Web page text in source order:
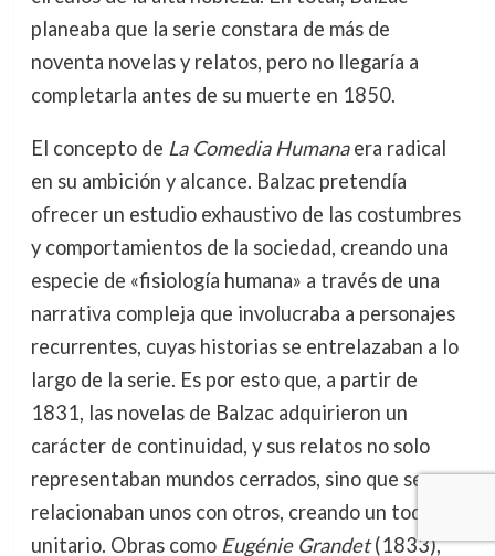
planeaba que la serie constara de más de
noventa novelas y relatos, pero no llegaría a
completarla antes de su muerte en 1850.
El concepto de La Comedia Humanaera radical
en su ambición y alcance. Balzac pretendía
ofrecer un estudio exhaustivo de las costumbres
y comportamientos de la sociedad, creando una
especie de «fisiología humana» a través de una
narrativa compleja que involucraba a personajes
recurrentes, cuyas historias se entrelazaban a lo
largo de la serie. Es por esto que, a partir de
1831, las novelas de Balzac adquirieron un
carácter de continuidad, y sus relatos no solo
representaban mundos cerrados, sino que se
relacionaban unos con otros, creando un todo
unitario. Obras como Eugénie Grandet(1833),